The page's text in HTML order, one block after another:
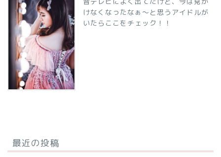
けなくなったなぁ～と思うアイドルが
いたらここをチェック！！
最近の投稿